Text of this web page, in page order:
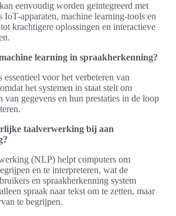
eenvoudig worden geïntegreerd met
IoT-apparaten, machine learning-tools en
krachtigere oplossingen en interactieve
learning in spraakherkenning?
voor het verbeteren van
het systemen in staat stelt om
van gegevens en hun prestaties in de loop
taalverwerking bij aan
(NLP) helpt computers om
en te interpreteren, wat de
en spraakherkenning system
spraak naar tekst om te zetten, maar
te begrijpen.